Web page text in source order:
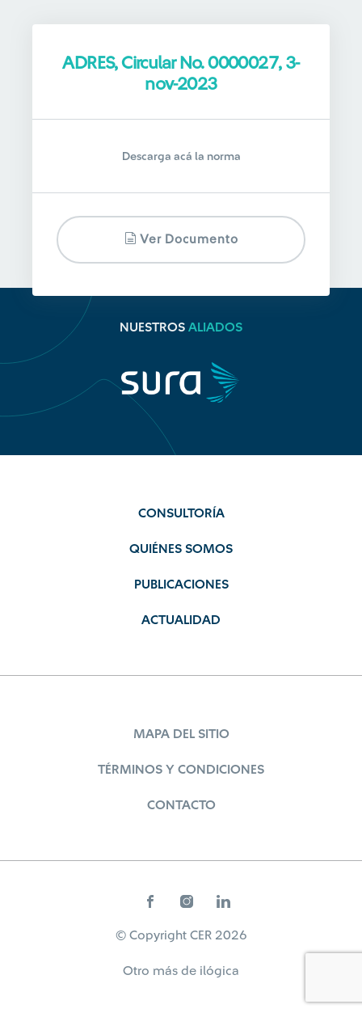
ADRES, Circular No. 0000027, 3-
nov-2023
Descarga acá la norma
Ver Documento
NUESTROS ALIADOS
CONSULTORÍA
QUIÉNES SOMOS
PUBLICACIONES
ACTUALIDAD
MAPA DEL SITIO
TÉRMINOS Y CONDICIONES
CONTACTO
© Copyright CER 2026
Otro más de ilógica